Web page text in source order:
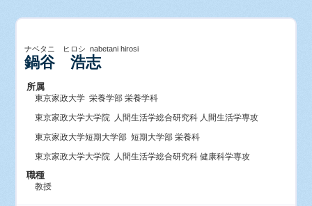
ナベタニ ヒロシ nabetani hirosi
鍋谷 浩志
所属
東京家政大学 栄養学部 栄養学科
東京家政大学大学院 人間生活学総合研究科 人間生活学専攻
東京家政大学短期大学部 短期大学部 栄養科
東京家政大学大学院 人間生活学総合研究科 健康科学専攻
職種
教授